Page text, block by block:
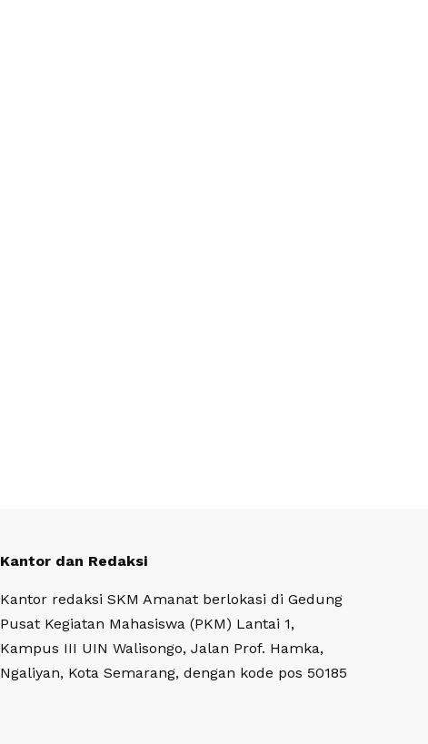
Kantor dan Redaksi
Kantor redaksi SKM Amanat berlokasi di Gedung
Pusat Kegiatan Mahasiswa (PKM) Lantai 1,
Kampus III UIN Walisongo, Jalan Prof. Hamka,
Ngaliyan, Kota Semarang, dengan kode pos 50185